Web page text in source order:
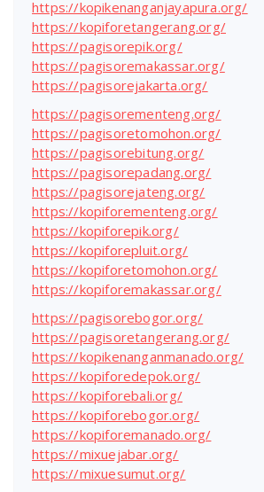
https://kopikenanganjayapura.org/
https://kopiforetangerang.org/
https://pagisorepik.org/
https://pagisoremakassar.org/
https://pagisorejakarta.org/
https://pagisorementeng.org/
https://pagisoretomohon.org/
https://pagisorebitung.org/
https://pagisorepadang.org/
https://pagisorejateng.org/
https://kopiforementeng.org/
https://kopiforepik.org/
https://kopiforepluit.org/
https://kopiforetomohon.org/
https://kopiforemakassar.org/
https://pagisorebogor.org/
https://pagisoretangerang.org/
https://kopikenanganmanado.org/
https://kopiforedepok.org/
https://kopiforebali.org/
https://kopiforebogor.org/
https://kopiforemanado.org/
https://mixuejabar.org/
https://mixuesumut.org/